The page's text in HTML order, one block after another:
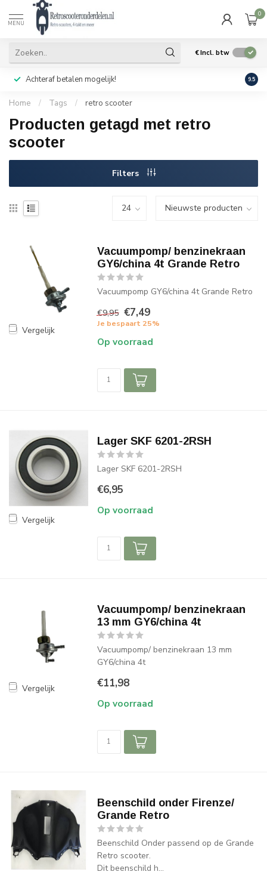
MENU
0
€Incl. btw
Achteraf betalen mogelijk! Geen
9.5
Home / Tags / retro scooter
Producten getagd met retro
scooter
Filters
Vergelijk
Vacuumpomp/ benzinekraan
GY6/china 4t Grande Retro
Vacuumpomp GY6/china 4t Grande Retro
€9,95 €7,49
Je bespaart 25%
Op voorraad
Vergelijk
Lager SKF 6201-2RSH
Lager SKF 6201-2RSH
€6,95
Op voorraad
Vergelijk
Vacuumpomp/ benzinekraan
13 mm GY6/china 4t
Vacuumpomp/ benzinekraan 13 mm
GY6/china 4t
€11,98
Op voorraad
Beenschild onder Firenze/
Grande Retro
Beenschild Onder passend op de Grande
Retro scooter.
Dit beenschild h...